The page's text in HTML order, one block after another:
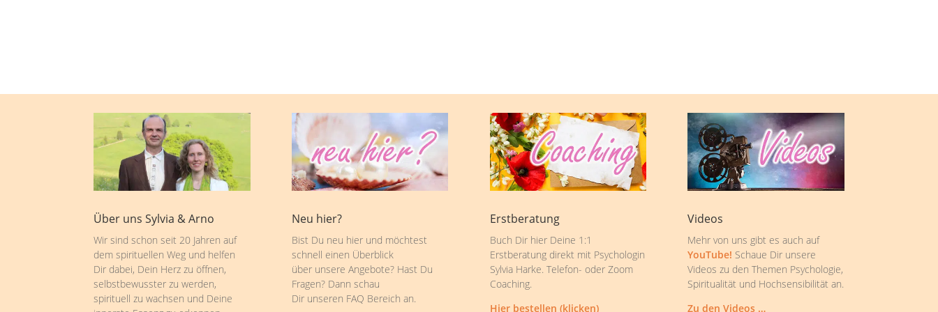
Über uns Sylvia & Arno
Wir sind schon seit 20 Jahren auf
dem spirituellen Weg und helfen
Dir dabei, Dein Herz zu öffnen,
selbstbewusster zu werden,
spirituell zu wachsen und Deine
Neu hier?
Bist Du neu hier und möchtest
schnell einen Überblick
über unsere Angebote? Hast Du
Fragen? Dann schau
Dir unseren FAQ Bereich an.
Erstberatung
Buch Dir hier Deine 1:1
Erstberatung direkt mit Psychologin
Sylvia Harke. Telefon- oder Zoom
Coaching.
Hier bestellen (klicken)
Videos
Mehr von uns gibt es auch auf
YouTube! Schaue Dir unsere
Videos zu den Themen Psychologie,
Spiritualität und Hochsensibilität an.
Zu den Videos …